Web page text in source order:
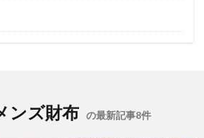
ンズ財布 の最新記事8件